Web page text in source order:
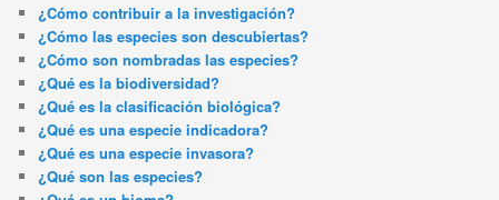
¿Cómo contribuir a la investigación?
¿Cómo las especies son descubiertas?
¿Cómo son nombradas las especies?
¿Qué es la biodiversidad?
¿Qué es la clasificación biológica?
¿Qué es una especie indicadora?
¿Qué es una especie invasora?
¿Qué son las especies?